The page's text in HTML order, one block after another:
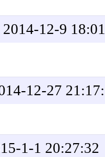
12-9
12-27
1-1 20:27:32